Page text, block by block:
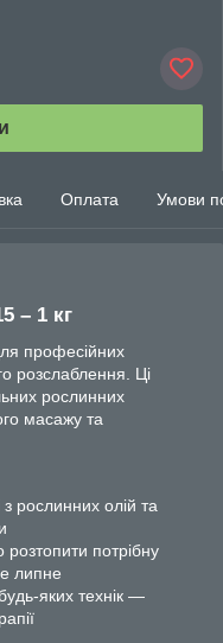
Оплата Умови
– 1 кг
професійних
розслаблення. Ці
рослинних
масажу та
з рослинних олій та
розтопити потрібну
липне
яких технік —